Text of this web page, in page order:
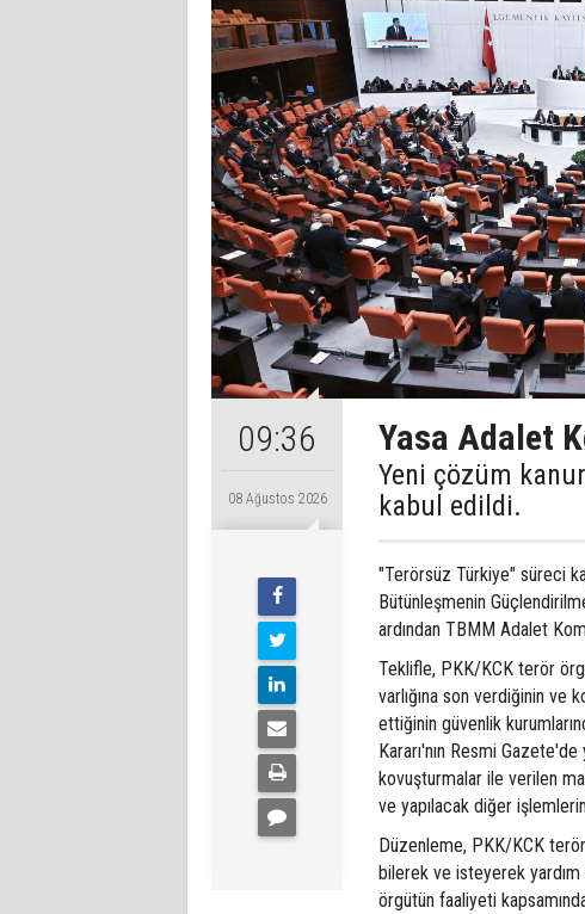
09:36
08 Ağustos 2026
Yasa Adalet
Yeni çözüm
kabul edildi.
"Terörsüz Türkiye" süreci
Bütünleşmenin
ardından TBMM Adalet
Teklifle, PKK/KCK terör
varlığına son verdiğinin ve
ettiğinin güvenlik
Kararı'nın Resmi
kovuşturmalar ile verilen
ve yapılacak diğer
Düzenleme, PKK/KCK
bilerek ve isteyerek yardım
örgütün faaliyeti